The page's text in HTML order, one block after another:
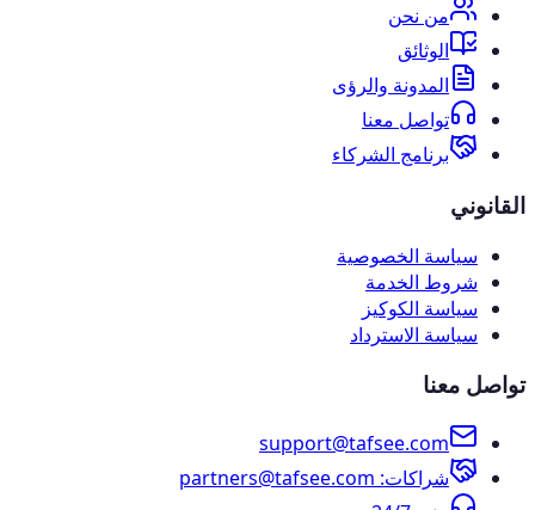
من نحن
الوثائق
المدونة والرؤى
تواصل معنا
برنامج الشركاء
القانوني
سياسة الخصوصية
شروط الخدمة
سياسة الكوكيز
سياسة الاسترداد
تواصل معنا
support@tafsee.com
شراكات: partners@tafsee.com